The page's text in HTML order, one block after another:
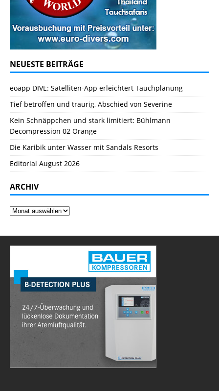
NEUESTE BEITRÄGE
eoapp DIVE: Satelliten-App erleichtert Tauchplanung
Tief betroffen und traurig, Abschied von Severine
Kein Schnäppchen und stark limitiert: Bühlmann
Decompression 02 Orange
Die Karibik unter Wasser mit Sandals Resorts
Editorial August 2026
ARCHIV